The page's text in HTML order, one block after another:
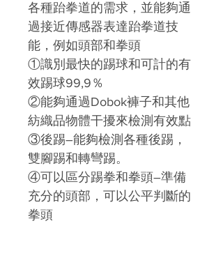
各種跆拳道的需求，並能夠通
過接近傳感器表達跆拳道技
能，例如頭部和拳頭
①識別最快的踢球和可計的有
效踢球99,9％
②能夠通過Dobok褲子和其他
紡織品物體干擾來檢測有效點
③後踢–能夠檢測各種後踢，
雙腳踢和轉彎踢。
④可以區分踢拳和拳頭–準備
充分的頭部，可以公平判斷的
拳頭